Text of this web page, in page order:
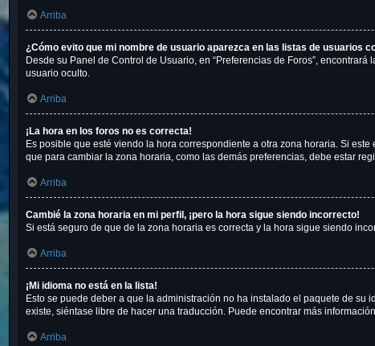
Arriba
¿Cómo evito que mi nombre de usuario aparezca en las listas de usuarios
Desde su Panel de Control de Usuario, en “Preferencias de Foros”, encontrará
usuario oculto.
Arriba
¡La hora en los foros no es correcta!
Es posible que esté viendo la hora correspondiente a otra zona horaria. Si
que para cambiar la zona horaria, como las demás preferencias, debe estar
Arriba
Cambié la zona horaria en mi perfil, ¡pero la hora sigue siendo incorrecto!
Si está seguro de que de la zona horaria es correcta y la hora sigue siendo
Arriba
¡Mi idioma no está en la lista!
Esto se puede deber a que la administración no ha instalado el paquete de
existe, siéntase libre de hacer una traducción. Puede encontrar más
Arriba